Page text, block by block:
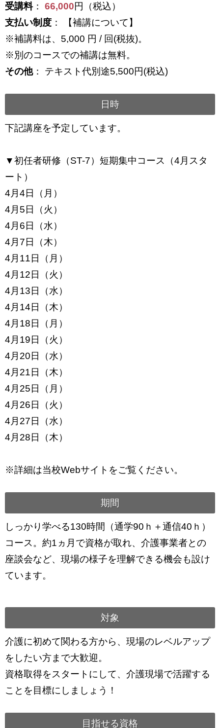
受講料： 66,000円（税込）
支払い制度 ： 【補講について】
※補講料は、5,000 円 / 回(税抜)。
※別のコースでの補講は無料。
その他： テキスト代別途5,500円(税込)
日時
下記講座を予定しています。
▼初任者研修（ST-7）短期集中コース（4月スタ
ート）
4月4日（月）
4月5日（火）
4月6日（水）
4月7日（木）
4月11日（月）
4月12日（火）
4月13日（水）
4月14日（木）
4月18日（月）
4月19日（火）
4月20日（水）
4月21日（木）
4月25日（月）
4月26日（火）
4月27日（水）
4月28日（木）
※詳細は当校Webサイトをご覧ください。
期間
しっかり学べる130時間（通学90ｈ＋通信40ｈ）
コース。約1ヵ月で資格が取れ、介護事業者との
座談会など、現場の様子を理解できる機会も設け
ています。
対象
介護に初めて関わる方から、現場のレベルアップ
をしたい方まで大歓迎。
資格取得をスタートにして、介護現場で活躍する
ことを目標にしましょう！
目指せる資格